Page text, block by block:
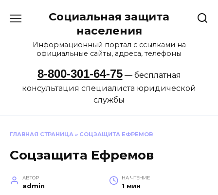
Социальная защита
населения
Информационный портал с ссылками на
официальные сайты, адреса, телефоны
8-800-301-64-75— бесплатная
консультация специалиста юридической
службы
ГЛАВНАЯ СТРАНИЦА » СОЦЗАЩИТА ЕФРЕМОВ
Соцзащита Ефремов
АВТОР
admin
НА ЧТЕНИЕ
1 мин